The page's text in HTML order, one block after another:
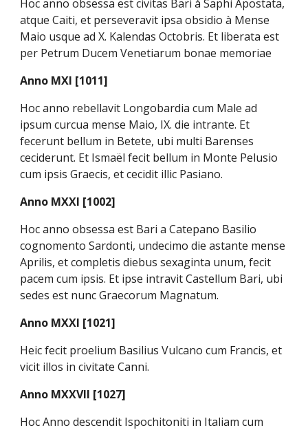
Hoc anno obsessa est civitas Bari à Saphi Apostata,
atque Caiti, et perseveravit ipsa obsidio à Mense
Maio usque ad X. Kalendas Octobris. Et liberata est
per Petrum Ducem Venetiarum bonae memoriae
Anno MXI [1011]
Hoc anno rebellavit Longobardia cum Male ad
ipsum curcua mense Maio, IX. die intrante. Et
fecerunt bellum in Betete, ubi multi Barenses
ceciderunt. Et Ismaël fecit bellum in Monte Pelusio
cum ipsis Graecis, et cecidit illic Pasiano.
Anno MXXI [1002]
Hoc anno obsessa est Bari a Catepano Basilio
cognomento Sardonti, undecimo die astante mense
Aprilis, et completis diebus sexaginta unum, fecit
pacem cum ipsis. Et ipse intravit Castellum Bari, ubi
sedes est nunc Graecorum Magnatum.
Anno MXXI [1021]
Heic fecit proelium Basilius Vulcano cum Francis, et
vicit illos in civitate Canni.
Anno MXXVII [1027]
Hoc Anno descendit Ispochitoniti in Italiam cum